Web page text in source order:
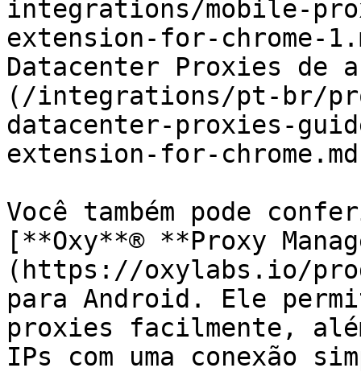
integrations/mobile-
extension-for-chrome-
Datacenter Proxies de
(/integrations/pt-br/
datacenter-proxies-
extension-for-
Você também pode
[**Oxy**® **Proxy
(https://oxylabs.io/
para Android. Ele
proxies facilmente,
IPs com uma conexão